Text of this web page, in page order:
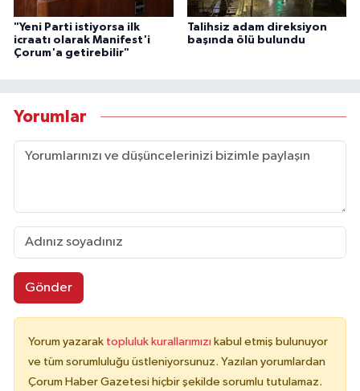
"Yeni Parti istiyorsa ilk
icraatı olarak Manifest'i
Çorum'a getirebilir"
Talihsiz adam direksiyon
başında ölü bulundu
Yorumlar
Gönder
Yorum yazarak topluluk kurallarımızı kabul etmiş bulunuyor
ve tüm sorumluluğu üstleniyorsunuz. Yazılan yorumlardan
Çorum Haber Gazetesi hiçbir şekilde sorumlu tutulamaz.